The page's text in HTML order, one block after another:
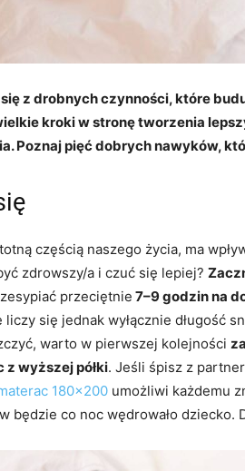
z drobnych czynności, które
kroki w stronę tworzenia
Poznaj pięć dobrych nawyków,
częścią naszego życia, ma
zdrowszy/a i czuć się lepiej?
przeciętnie 7–9 godzin na
się jednak wyłącznie długość
warto w pierwszej kolejności
wyższej półki. Jeśli śpisz z
180×200 umożliwi każdemu
będzie co noc wędrowało dziecko.